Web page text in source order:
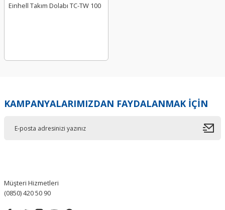
Einhell Takım Dolabı TC-TW 100
KAMPANYALARIMIZDAN FAYDALANMAK İÇİN
Müşteri Hizmetleri
(0850) 420 50 90